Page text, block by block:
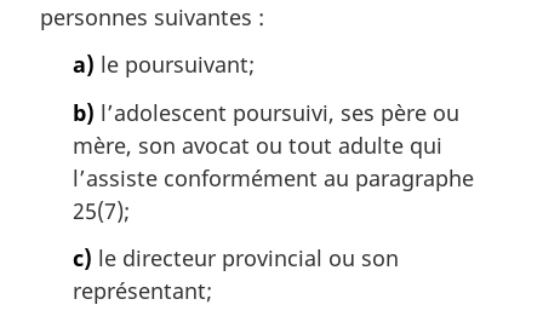
e
personnes suivantes :
a) le poursuivant;
b) l’adolescent poursuivi, ses père ou
mère, son avocat ou tout adulte qui
l’assiste conformément au paragraphe
25(7);
c) le directeur provincial ou son
représentant;